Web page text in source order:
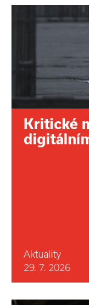
Kritické
Aktuality
29. 7. 2026